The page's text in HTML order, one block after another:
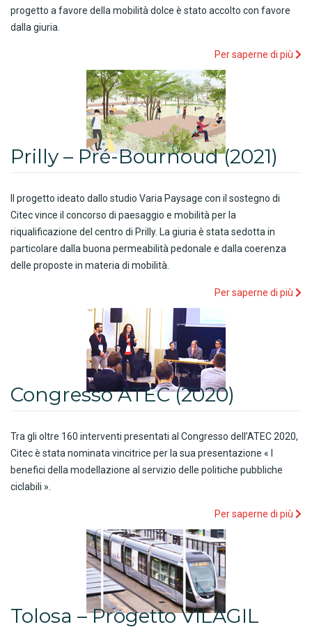
progetto a favore della mobilità dolce è stato accolto con favore
dalla giuria.
Per saperne di più
Prilly – Pré-Bournoud (2021)
Il progetto ideato dallo studio Varia Paysage con il sostegno di
Citec vince il concorso di paesaggio e mobilità per la
riqualificazione del centro di Prilly. La giuria è stata sedotta in
particolare dalla buona permeabilità pedonale e dalla coerenza
delle proposte in materia di mobilità.
Per saperne di più
Congresso ATEC (2020)
Tra gli oltre 160 interventi presentati al Congresso dell’ATEC 2020,
Citec è stata nominata vincitrice per la sua presentazione « I
benefici della modellazione al servizio delle politiche pubbliche
ciclabili ».
Per saperne di più
Tolosa – Progetto VILAGIL